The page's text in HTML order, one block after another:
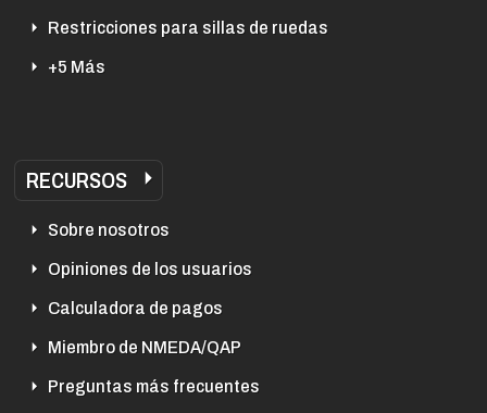
Restricciones para sillas de ruedas
+5 Más
RECURSOS
Sobre nosotros
Opiniones de los usuarios
Calculadora de pagos
Miembro de NMEDA/QAP
Preguntas más frecuentes